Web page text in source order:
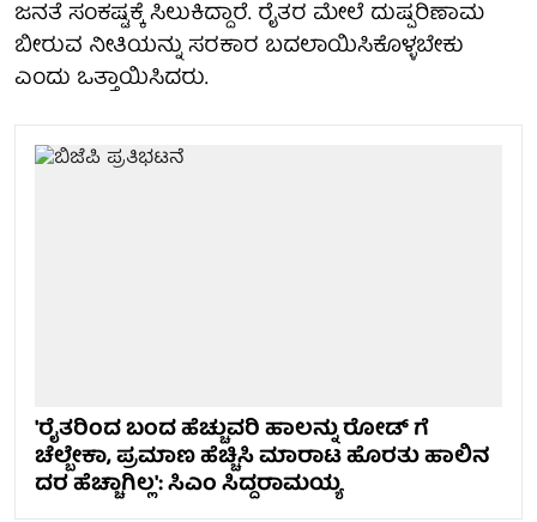
ಜನತೆ ಸಂಕಷ್ಟಕ್ಕೆ ಸಿಲುಕಿದ್ದಾರೆ. ರೈತರ ಮೇಲೆ ದುಷ್ಪರಿಣಾಮ
ಬೀರುವ ನೀತಿಯನ್ನು ಸರಕಾರ ಬದಲಾಯಿಸಿಕೊಳ್ಳಬೇಕು
ಎಂದು ಒತ್ತಾಯಿಸಿದರು.
'ರೈತರಿಂದ ಬಂದ ಹೆಚ್ಚುವರಿ ಹಾಲನ್ನು ರೋಡ್ ಗೆ
ಚೆಲ್ಬೇಕಾ, ಪ್ರಮಾಣ ಹೆಚ್ಚಿಸಿ ಮಾರಾಟ ಹೊರತು ಹಾಲಿನ
ದರ ಹೆಚ್ಚಾಗಿಲ್ಲ': ಸಿಎಂ ಸಿದ್ದರಾಮಯ್ಯ